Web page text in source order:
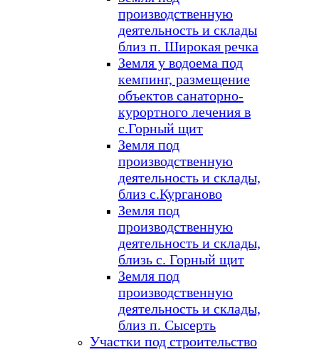
производственную
деятельность и склады
близ п. Широкая речка
Земля у водоема под
кемпинг, размещение
объектов санаторно-
курортного лечения в
с.Горный щит
Земля под
производственную
деятельность и склады,
близ с.Курганово
Земля под
производственную
деятельность и склады,
близь с. Горный щит
Земля под
производственную
деятельность и склады,
близ п. Сысерть
Участки под строительство